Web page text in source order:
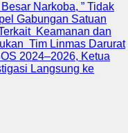
Narkoba, ” Tidak
Gabungan Satuan
Keamanan dan
Tim Linmas Darurat
2024–2026, Ketua
Langsung ke